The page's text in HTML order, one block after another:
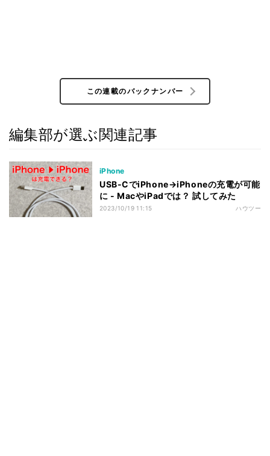
この連載のバックナンバー
編集部が選ぶ関連記事
iPhone
USB-CでiPhone→iPhoneの充電が可能
に - MacやiPadでは？ 試してみた
2023/10/19 11:15 ハウツー